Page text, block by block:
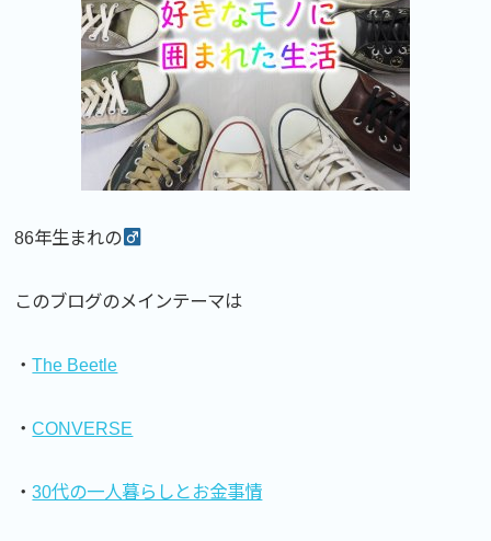
86年生まれの
このブログのメインテーマは
・The Beetle
・CONVERSE
・30代の一人暮らしとお金事情